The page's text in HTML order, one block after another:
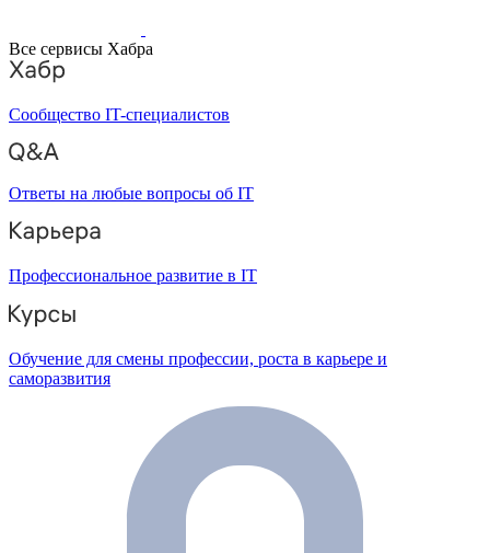
Все сервисы Хабра
Сообщество IT-специалистов
Ответы на любые вопросы об IT
Профессиональное развитие в IT
Обучение для смены профессии, роста в карьере и
саморазвития